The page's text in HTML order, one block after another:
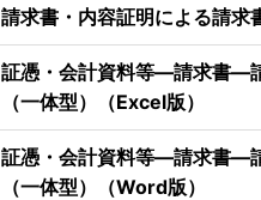
請求書・内容証明による請求
証憑・会計資料等―請求書―
（一体型）（Excel版）
証憑・会計資料等―請求書―
（一体型）（Word版）